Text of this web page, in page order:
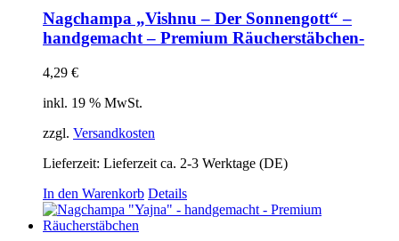
Nagchampa „Vishnu – Der Sonnengott“ –
handgemacht – Premium Räucherstäbchen-
4,29 €
inkl. 19 % MwSt.
zzgl. Versandkosten
Lieferzeit: Lieferzeit ca. 2-3 Werktage (DE)
In den Warenkorb Details